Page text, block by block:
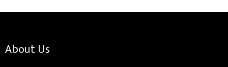
About Us